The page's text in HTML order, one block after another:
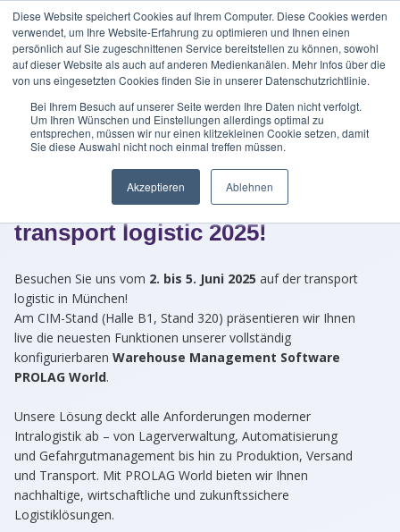
Diese Website speichert Cookies auf Ihrem Computer. Diese Cookies werden
verwendet, um Ihre Website-Erfahrung zu optimieren und Ihnen einen
persönlich auf Sie zugeschnittenen Service bereitstellen zu können, sowohl
auf dieser Website als auch auf anderen Medienkanälen. Mehr Infos über die
von uns eingesetzten Cookies finden Sie in unserer Datenschutzrichtlinie.
Bei Ihrem Besuch auf unserer Seite werden Ihre Daten nicht verfolgt.
Um Ihren Wünschen und Einstellungen allerdings optimal zu
entsprechen, müssen wir nur einen klitzekleinen Cookie setzen, damit
Sie diese Auswahl nicht noch einmal treffen müssen.
Akzeptieren Ablehnen
Sichern Sie sich jetzt Ihr
kostenloses Messeticket für die
transport logistic 2025!
Besuchen Sie uns vom 2. bis 5. Juni 2025 auf der transport
logistic in München!
Am CIM-Stand (Halle B1, Stand 320) präsentieren wir Ihnen
live die neuesten Funktionen unserer vollständig
konfigurierbaren Warehouse Management Software
PROLAG World.
Unsere Lösung deckt alle Anforderungen moderner
Intralogistik ab – von Lagerverwaltung, Automatisierung
und Gefahrgutmanagement bis hin zu Produktion, Versand
und Transport. Mit PROLAG World bieten wir Ihnen
nachhaltige, wirtschaftliche und zukunftssichere
Logistiklösungen.